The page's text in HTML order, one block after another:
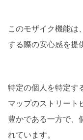
このモザイク機能は
する際の安心感を提
特定の個人を特定す
マップのストリート
豊かである一方で、
れています。